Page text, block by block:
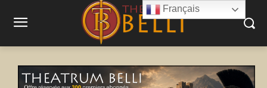
Français